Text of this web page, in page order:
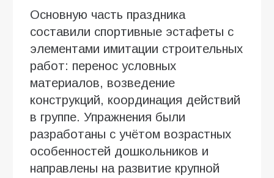
Основную часть праздника
составили спортивные эстафеты с
элементами имитации строительных
работ: перенос условных
материалов, возведение
конструкций, координация действий
в группе. Упражнения были
разработаны с учётом возрастных
особенностей дошкольников и
направлены на развитие крупной